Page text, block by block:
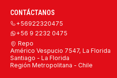
CONTÁCTANOS
+56922320475
+56 9 2232 0475
Repo
Américo Vespucio 7547, La Florida
Santiago - La Florida
Región Metropolitana - Chile